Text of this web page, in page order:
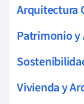
Arquitectura
Patrimonio
Vivienda y